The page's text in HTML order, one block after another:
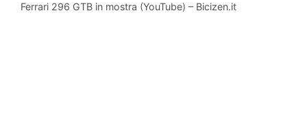
Ferrari 296 GTB in mostra (YouTube) – Bicizen.it